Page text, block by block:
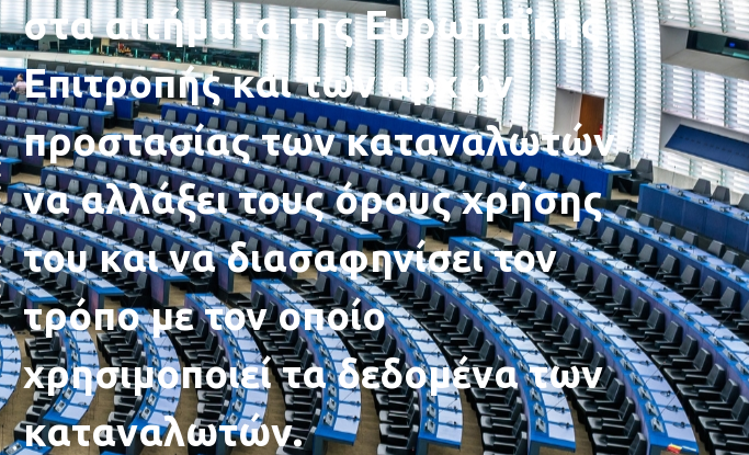
στα αιτήματα της Ευρωπαϊκής
Επιτροπής και των αρχών
προστασίας των καταναλωτών
να αλλάξει τους όρους χρήσης
του και να διασαφηνίσει τον
τρόπο με τον οποίο
χρησιμοποιεί τα δεδομένα των
καταναλωτών.